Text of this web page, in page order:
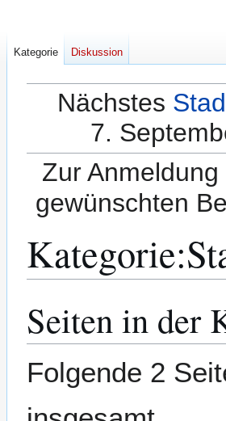
Nächstes
7.
Zur
gewünschten
Kategorie:
Navigation
Suche
Seiten in der
Folgende 2
Kategorie Diskussion